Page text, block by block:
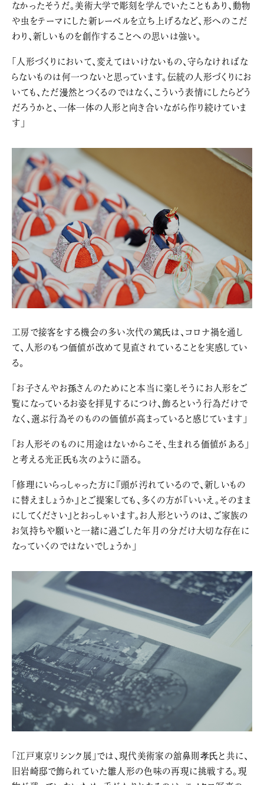
なかったそうだ。美術大学で彫刻を学んでいたこともあり、動物
や虫をテーマにした新レーベルを立ち上げるなど、形へのこだ
わり、新しいものを創作することへの思いは強い。
「人形づくりにおいて、変えてはいけないもの、守らなければな
らないものは何一つないと思っています。伝統の人形づくりにお
いても、ただ漫然とつくるのではなく、こういう表情にしたらどう
だろうかと、一体一体の人形と向き合いながら作り続けていま
す」
工房で接客をする機会の多い次代の篤氏は、コロナ禍を通し
て、人形のもつ価値が改めて見直されていることを実感してい
る。
「お子さんやお孫さんのためにと本当に楽しそうにお人形をご
覧になっているお姿を拝見するにつけ、飾るという行為だけで
なく、選ぶ行為そのものの価値が高まっていると感じています」
「お人形そのものに用途はないからこそ、生まれる価値がある」
と考える光正氏も次のように語る。
「修理にいらっしゃった方に『頭が汚れているので、新しいもの
に替えましょうか』とご提案しても、多くの方が『いいえ。そのまま
にしてください』とおっしゃいます。お人形というのは、ご家族の
お気持ちや願いと一緒に過ごした年月の分だけ大切な存在に
なっていくのではないでしょうか」
「江戸東京リシンク展」では、現代美術家の舘鼻則孝氏と共に、
旧岩崎邸で飾られていた雛人形の色味の再現に挑戦する。現